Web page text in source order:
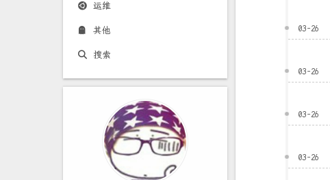
运维
其他
搜索
03-26
03-26
03-26
03-26